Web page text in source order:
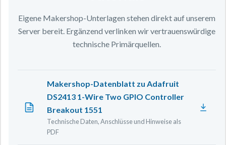
Eigene Makershop-Unterlagen stehen direkt auf unserem
Server bereit. Ergänzend verlinken wir vertrauenswürdige
technische Primärquellen.
Makershop-Datenblatt zu Adafruit
DS2413 1-Wire Two GPIO Controller
Breakout 1551
Technische Daten, Anschlüsse und Hinweise als
PDF